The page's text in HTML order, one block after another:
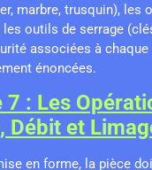
marbre, trusquin), les
les outils de serrage
associées à
énoncées.
7 : Les
Débit et
en forme, la pièce